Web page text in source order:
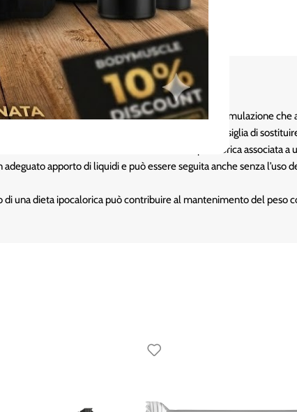
in modo sano, bilanciato e gustoso, grazie a una formulazione
. Si consiglia di
esclusivamente nell’ambito di una dieta ipocalorica associata
apporto di liquidi e può essere seguita anche senza
una dieta ipocalorica può contribuire al mantenimento del peso